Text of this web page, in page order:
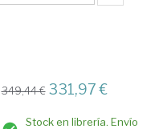
349,44 € 331,97 €
Stock en librería. Envío